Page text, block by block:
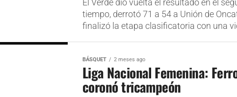
El Verde dio vuelta el resultado en el
tiempo, derrotó 71 a 54 a Unión de
finalizó la etapa clasificatoria con una
BÁSQUET 2 meses ago
Liga Nacional Femenina:
coronó tricampeón